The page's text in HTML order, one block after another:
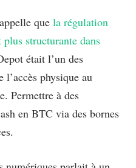
que la régulation
structurante dans
était l’un des
physique au
Permettre à des
en BTC via des bornes